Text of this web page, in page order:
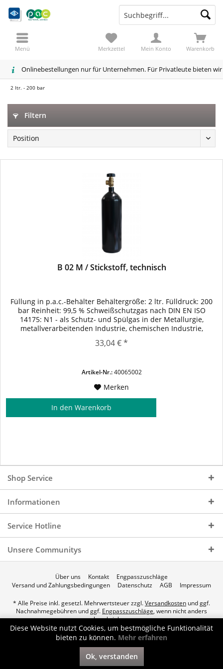
Onlinebestellungen nur für Unternehmen. Für Privatleute bieten
Warenkorb
Merkzettel Mein Konto
Menü
2 ltr. - 200 bar
Filtern
B 02 M / Stickstoff, technisch
Füllung in p.a.c.-Behälter Behältergröße: 2 ltr. Fülldruck: 200
bar Reinheit: 99,5 % Schweißschutzgas nach DIN EN ISO
14175: N1 - als Schutz- und Spülgas in der Metallurgie,
metallverarbeitenden Industrie, chemischen Industrie,
Elektronikindustrie und Nahrungsmittelindustrie - als
Betriebsgas für CO2-Laser als Betriebsgas für Analysatoren,
33,04 € *
Artikel-Nr.:40065002
Merken
In den Warenkorb
Shop Service
Informationen
Service Hotline
Unsere Communitys
Über uns Kontakt
Engpasszuschläge
Versand und Zahlungsbedingungen
Datenschutz AGB Impressum
* Alle Preise inkl. gesetzl. Mehrwertsteuer zzgl.Versandkosten und ggf.
Nachnahmegebühren und ggf. Engpasszuschläge, wenn nicht anders
beschrieben.
© 2026 p.a.c. Gasservice GmbH - All Rights Reserved. Theme by
ThemeWare®
Diese Website nutzt Cookies, um bestmögliche Funktionalität
bieten zu können. Mehr erfahren
Ok, verstanden